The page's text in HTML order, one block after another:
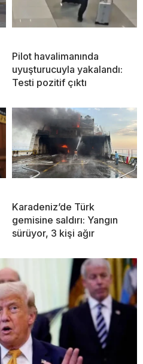
Pilot havalimanında
uyuşturucuyla yakalandı:
Testi pozitif çıktı
Karadeniz’de Türk
gemisine saldırı: Yangın
sürüyor, 3 kişi ağır